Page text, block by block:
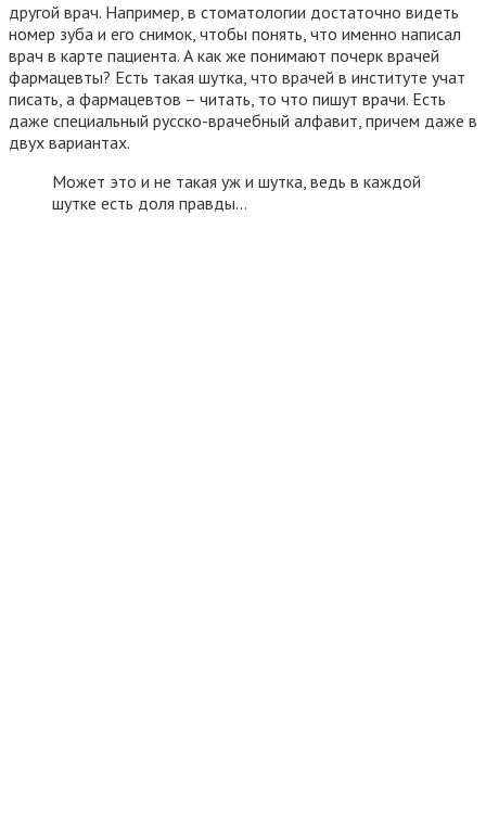
другой врач. Например, в стоматологии достаточно видеть
номер зуба и его снимок, чтобы понять, что именно написал
врач в карте пациента. А как же понимают почерк врачей
фармацевты? Есть такая шутка, что врачей в институте учат
писать, а фармацевтов – читать, то что пишут врачи. Есть
даже специальный русско-врачебный алфавит, причем даже в
двух вариантах.
Может это и не такая уж и шутка, ведь в каждой
шутке есть доля правды…